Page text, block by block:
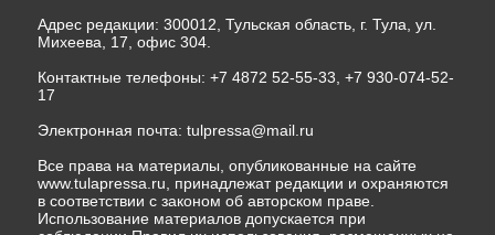
Адрес редакции: 300012, Тульская область, г. Тула, ул.
Михеева, 17, офис 304.
Контактные телефоны: +7 4872 52-55-33, +7 930-074-52-
17
Электронная почта: tulpressa@mail.ru
Все права на материалы, опубликованные на сайте
www.tulapressa.ru, принадлежат редакции и охраняются
в соответствии с законом об авторском праве.
Использование материалов допускается при